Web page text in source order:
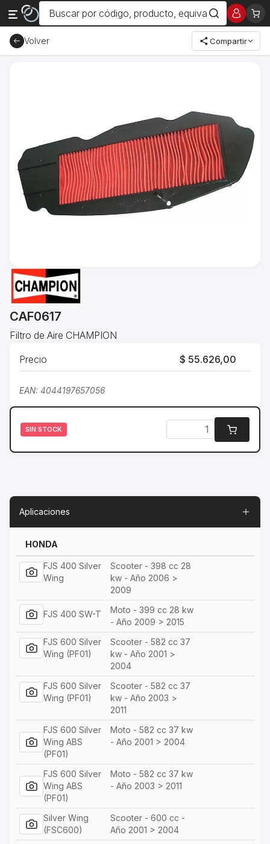
Volver Compartir
CAF0617
Filtro de Aire CHAMPION
Precio
$ 55.626,00
EAN: 4044197657056
SIN STOCK
Aplicaciones
HONDA
FJS 400 Silver
Wing
Scooter - 398 cc 28
kw - Año 2006 >
2009
FJS 400 SW-T
Moto - 399 cc 28 kw
- Año 2009 > 2015
FJS 600 Silver
Wing (PF01)
Scooter - 582 cc 37
kw - Año 2001 >
2004
FJS 600 Silver
Wing (PF01)
Scooter - 582 cc 37
kw - Año 2003 >
2011
FJS 600 Silver
Wing ABS
(PF01)
Moto - 582 cc 37 kw
- Año 2001 > 2004
FJS 600 Silver
Wing ABS
(PF01)
Moto - 582 cc 37 kw
- Año 2003 > 2011
Silver Wing
(FSC600)
Scooter - 600 cc -
Año 2001 > 2004